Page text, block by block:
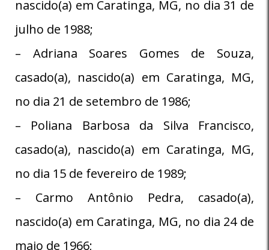
nascido(a) em Caratinga, MG, no dia 31 de
julho de 1988;
– Adriana Soares Gomes de Souza,
casado(a), nascido(a) em Caratinga, MG,
no dia 21 de setembro de 1986;
– Poliana Barbosa da Silva Francisco,
casado(a), nascido(a) em Caratinga, MG,
no dia 15 de fevereiro de 1989;
– Carmo Antônio Pedra, casado(a),
nascido(a) em Caratinga, MG, no dia 24 de
maio de 1966;